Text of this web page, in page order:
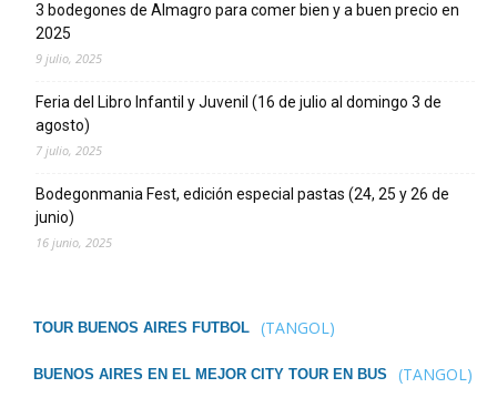
3 bodegones de Almagro para comer bien y a buen precio en
2025
9 julio, 2025
Feria del Libro Infantil y Juvenil (16 de julio al domingo 3 de
agosto)
7 julio, 2025
Bodegonmania Fest, edición especial pastas (24, 25 y 26 de
junio)
16 junio, 2025
TOUR BUENOS AIRES FUTBOL (TANGOL)
BUENOS AIRES EN EL MEJOR CITY TOUR EN BUS (TANGOL)